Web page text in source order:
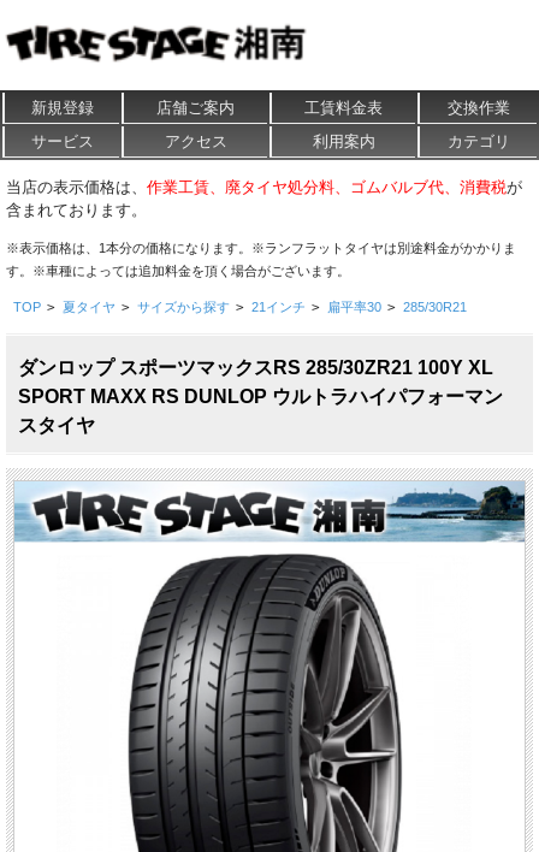
新規登録 店舗ご案内 工賃料金表
交換作業
サービス
アクセス 利用案内 カテゴリ
当店の表示価格は、 作業工賃、廃タイヤ処分料、ゴムバルブ代、消費税が
含まれております。
※表示価格は、1本分の価格になります。※ランフラットタイヤは別途料金がかかりま
す。※車種によっては追加料金を頂く場合がございます。
TOP > 夏タイヤ > サイズから探す > 21インチ > 扁平率30 > 285/30R21
ダンロップ スポーツマックスRS 285/30ZR21 100Y XL
SPORT MAXX RS DUNLOP ウルトラハイパフォーマン
スタイヤ